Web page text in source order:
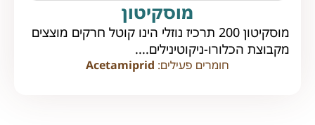
מוסקיטון
מוסקיטון 200 תרכיז נוזלי הינו קוטל חרקים מוצצים
מקבוצת הכלורו-ניקוטינילים....
חומרים פעילים: Acetamiprid